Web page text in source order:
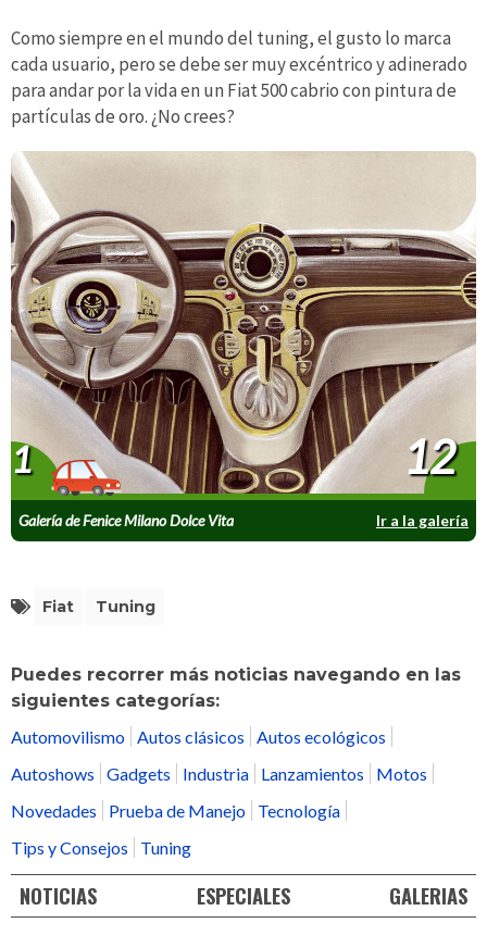
Como siempre en el mundo del tuning, el gusto lo marca
cada usuario, pero se debe ser muy excéntrico y adinerado
para andar por la vida en un Fiat 500 cabrio con pintura de
partículas de oro. ¿No crees?
Galería de Fenice Milano Dolce Vita Ir a la galería
1 12
Fiat Tuning
Puedes recorrer más noticias navegando en las
siguientes categorías:
Automovilismo Autos clásicos
Autos ecológicos
Autoshows
Gadgets Industria Lanzamientos
Motos
Novedades
Prueba de Manejo
Tecnología
Tips y Consejos
Tuning
NOTICIAS ESPECIALES GALERIAS